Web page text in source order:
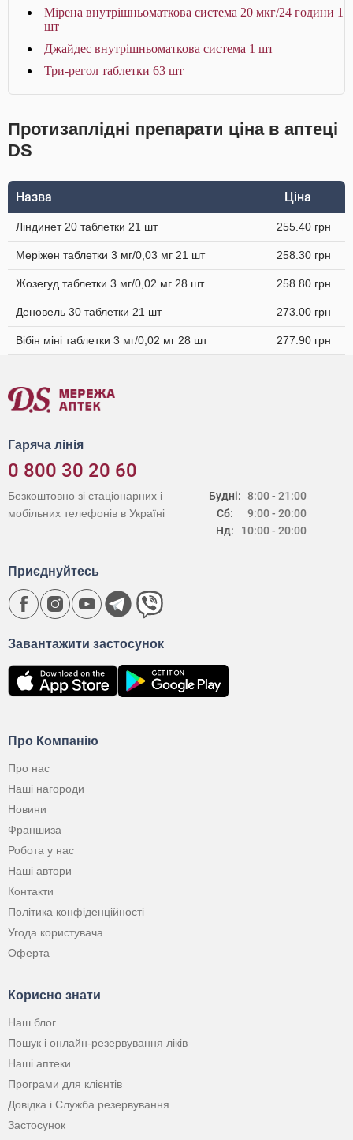
Мірена внутрішньоматкова система 20 мкг/24 години 1
шт
Джайдес внутрішньоматкова система 1 шт
Три-регол таблетки 63 шт
Протизаплідні препарати ціна в аптеці
DS
Назва Ціна
Ліндинет 20 таблетки 21 шт 255.40 грн
Меріжен таблетки 3 мг/0,03 мг 21 шт 258.30 грн
Жозегуд таблетки 3 мг/0,02 мг 28 шт 258.80 грн
Деновель 30 таблетки 21 шт 273.00 грн
Вібін міні таблетки 3 мг/0,02 мг 28 шт 277.90 грн
Гаряча лінія
0 800 30 20 60
Будні:
Сб:
Нд:
8:00 - 21:00
9:00 - 20:00
10:00 - 20:00
Безкоштовно зі стаціонарних і
мобільних телефонів в Україні
Про Компанію
Про нас
Наші нагороди
Новини
Франшиза
Робота у нас
Наші автори
Контакти
Політика конфіденційності
Угода користувача
Оферта
Корисно знати
Наш блог
Пошук і онлайн-резервування ліків
Наші аптеки
Програми для клієнтів
Довідка і Служба резервування
Застосунок
Завантажити застосунок
Приєднуйтесь